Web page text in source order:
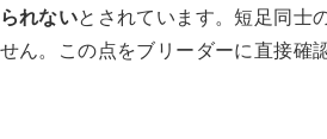
れないとされています。短足同士
ん。この点をブリーダーに直接確